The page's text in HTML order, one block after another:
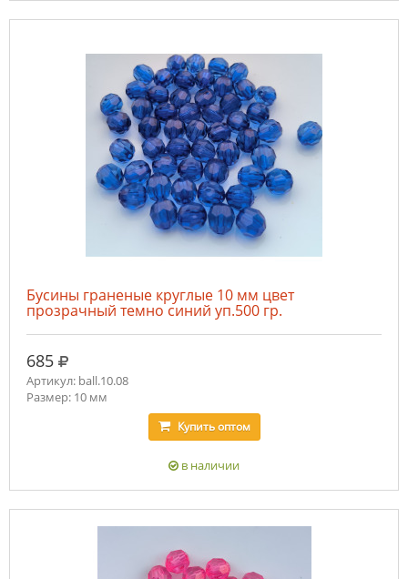
Бусины граненые круглые 10 мм цвет
прозрачный темно синий уп.500 гр.
685 руб.
Артикул: ball.10.08
Размер: 10 мм
Купитьоптом
в наличии